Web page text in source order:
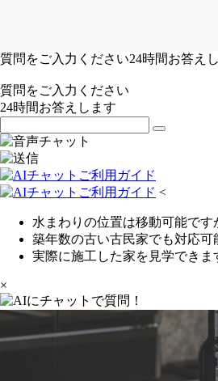
質問をご入力ください24時間お答え
質問をご入力ください
24時間お答えします
<
水まわりの位置は移動可能です
築年数の古い古民家でも対応可
実際に施工した家を見学できま
×